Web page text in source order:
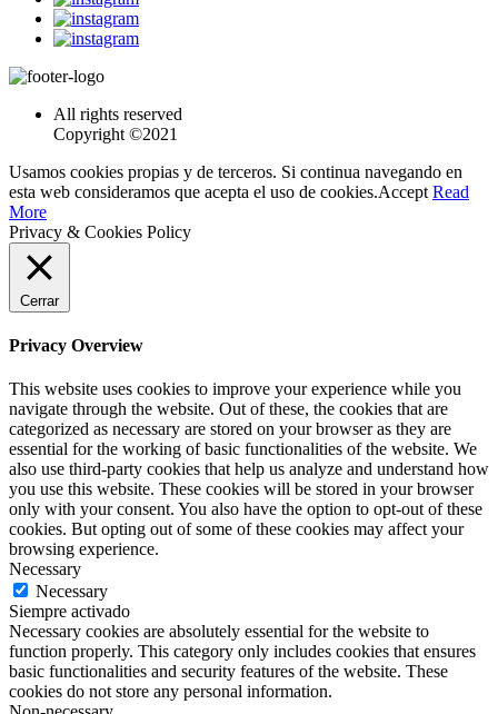
All rights reserved
Copyright ©2021
Usamos cookies propias y de terceros. Si continua navegando en
esta web consideramos que acepta el uso de cookies.Accept Read
More
Privacy & Cookies Policy
Cerrar
Privacy Overview
This website uses cookies to improve your experience while you
navigate through the website. Out of these, the cookies that are
categorized as necessary are stored on your browser as they are
essential for the working of basic functionalities of the website. We
also use third-party cookies that help us analyze and understand how
you use this website. These cookies will be stored in your browser
only with your consent. You also have the option to opt-out of these
cookies. But opting out of some of these cookies may affect your
browsing experience.
Necessary
Necessary
Siempre activado
Necessary cookies are absolutely essential for the website to
function properly. This category only includes cookies that ensures
basic functionalities and security features of the website. These
cookies do not store any personal information.